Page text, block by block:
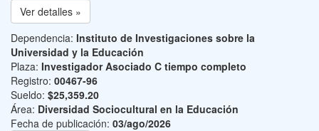
Ver detalles »
Dependencia: Instituto de Investigaciones sobre la
Universidad y la Educación
Plaza: Investigador Asociado C tiempo completo
Registro: 00467-96
Sueldo: $25,359.20
Área: Diversidad Sociocultural en la Educación
Fecha de publicación: 03/ago/2026